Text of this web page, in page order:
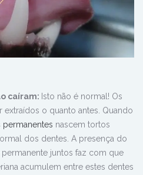
caíram: Isto não é normal! Os
extraídos o quanto antes. Quando
permanentes nascem tortos
dos dentes. A presença do
juntos faz com que
acumulem entre estes dentes